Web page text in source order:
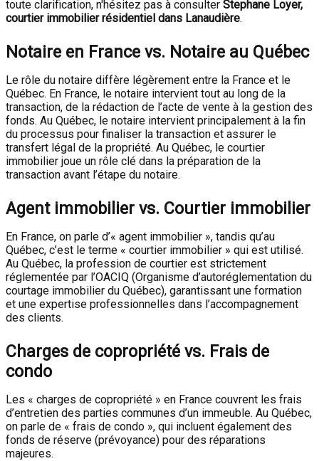
toute clarification, n'hésitez pas à consulter Stephane Loyer,
courtier immobilier résidentiel dans Lanaudière.
Notaire en France vs. Notaire au Québec
Le rôle du notaire diffère légèrement entre la France et le
Québec. En France, le notaire intervient tout au long de la
transaction, de la rédaction de l’acte de vente à la gestion des
fonds. Au Québec, le notaire intervient principalement à la fin
du processus pour finaliser la transaction et assurer le
transfert légal de la propriété. Au Québec, le courtier
immobilier joue un rôle clé dans la préparation de la
transaction avant l’étape du notaire.
Agent immobilier vs. Courtier immobilier
En France, on parle d’« agent immobilier », tandis qu’au
Québec, c’est le terme « courtier immobilier » qui est utilisé.
Au Québec, la profession de courtier est strictement
réglementée par l’OACIQ (Organisme d’autoréglementation du
courtage immobilier du Québec), garantissant une formation
et une expertise professionnelles dans l’accompagnement
des clients.
Charges de copropriété vs. Frais de
condo
Les « charges de copropriété » en France couvrent les frais
d’entretien des parties communes d’un immeuble. Au Québec,
on parle de « frais de condo », qui incluent également des
fonds de réserve (prévoyance) pour des réparations
majeures.